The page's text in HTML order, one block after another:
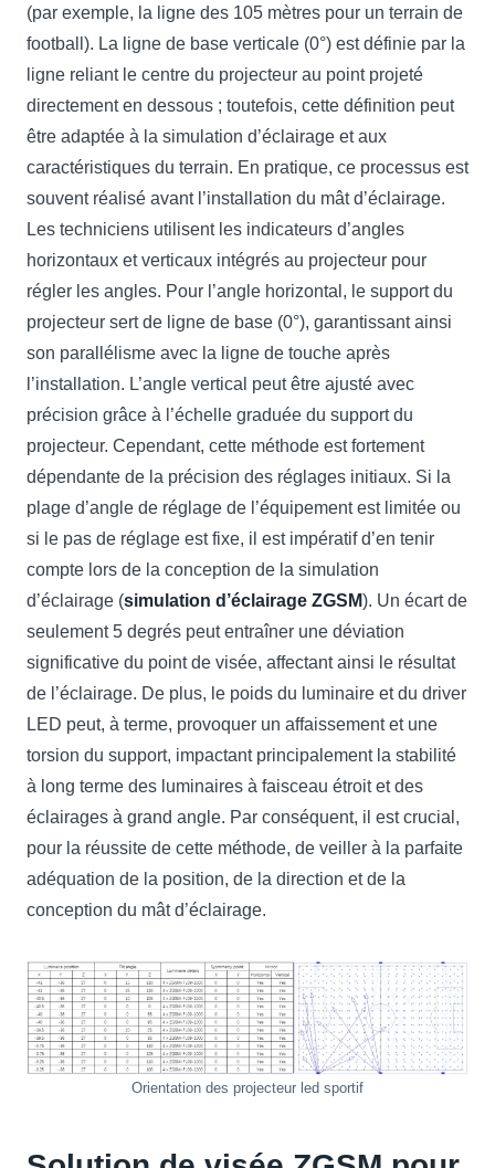
(par exemple, la ligne des 105 mètres pour un terrain de
football). La ligne de base verticale (0°) est définie par la
ligne reliant le centre du projecteur au point projeté
directement en dessous ; toutefois, cette définition peut
être adaptée à la simulation d’éclairage et aux
caractéristiques du terrain. En pratique, ce processus est
souvent réalisé avant l’installation du mât d’éclairage.
Les techniciens utilisent les indicateurs d’angles
horizontaux et verticaux intégrés au projecteur pour
régler les angles. Pour l’angle horizontal, le support du
projecteur sert de ligne de base (0°), garantissant ainsi
son parallélisme avec la ligne de touche après
l’installation. L’angle vertical peut être ajusté avec
précision grâce à l’échelle graduée du support du
projecteur. Cependant, cette méthode est fortement
dépendante de la précision des réglages initiaux. Si la
plage d’angle de réglage de l’équipement est limitée ou
si le pas de réglage est fixe, il est impératif d’en tenir
compte lors de la conception de la simulation
d’éclairage (simulation d’éclairage ZGSM). Un écart de
seulement 5 degrés peut entraîner une déviation
significative du point de visée, affectant ainsi le résultat
de l’éclairage. De plus, le poids du luminaire et du driver
LED peut, à terme, provoquer un affaissement et une
torsion du support, impactant principalement la stabilité
à long terme des luminaires à faisceau étroit et des
éclairages à grand angle. Par conséquent, il est crucial,
pour la réussite de cette méthode, de veiller à la parfaite
adéquation de la position, de la direction et de la
conception du mât d’éclairage.
Orientation des projecteur led sportif